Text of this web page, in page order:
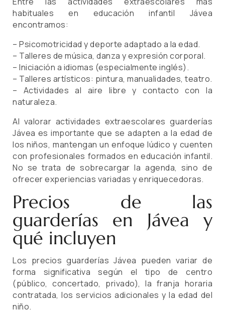
habituales en educación infantil Jávea
encontramos:
– Psicomotricidad y deporte adaptado a la edad.
– Talleres de música, danza y expresión corporal.
– Iniciación a idiomas (especialmente inglés).
– Talleres artísticos: pintura, manualidades, teatro.
– Actividades al aire libre y contacto con la
naturaleza.
Al valorar actividades extraescolares guarderías
Jávea es importante que se adapten a la edad de
los niños, mantengan un enfoque lúdico y cuenten
con profesionales formados en educación infantil.
No se trata de sobrecargar la agenda, sino de
ofrecer experiencias variadas y enriquecedoras.
Precios de las
guarderías en Jávea y
qué incluyen
Los precios guarderías Jávea pueden variar de
forma significativa según el tipo de centro
(público, concertado, privado), la franja horaria
contratada, los servicios adicionales y la edad del
niño.